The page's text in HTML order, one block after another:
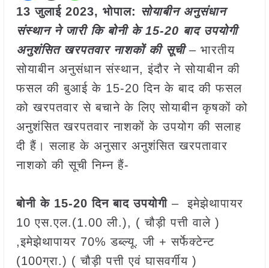
13 जुलाई 2023, भोपाल: सोयाबीन अनुसंधान
संस्थान ने जारी कि बोनी के 15-20 बाद उपयोगी
अनुशंसित खरपतवार नाशकों की सूची– भारतीय
सोयाबीन अनुसंधान संस्थान, इंदौर ने सोयाबीन की
फसल की बुआई के 15-20 दिन के बाद की फसल
को खरपतवार से बचाने के लिए सोयाबीन कृषकों को
अनुशंसित खरपतवार नाशकों के उपयोग की सलाह
दी हैं। सलाह के अनुसार अनुशंसित खरपतावार
नाशको की सूची निम्न हैं-
बोनी के 15-20 दिन बाद उपयोगी – इमेझेथापायर
10 एस.एल.(1.00 ली.), ( चौड़ी पत्ती वाले )
,इमेझेथापायर 70% डब्ल्यू. जी + सर्फेक्टेन्ट
(100ग्रा.) ( चौड़ी पत्ती एवं घासवर्गीय )